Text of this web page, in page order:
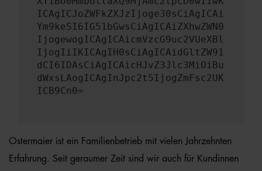
ICAgICJoZWFkZXJzIjoge30sCiAgICAi
Ym9keSI6IG51bGwsCiAgICAiZXhwZWN0
IjogewogICAgICAicmVzcG9uc2VUeXBl
IjogIiIKICAgIH0sCiAgICAidGltZW91
dCI6IDAsCiAgICAicHJvZ3Jlc3MiOiBu
dWxsLAogICAgInJpc2t5IjogZmFsc2UK
ICB9Cn0=
Ostermaier ist ein Familienbetrieb mit vielen Jahrzehnten
Erfahrung. Seit geraumer Zeit sind wir auch für Kundinnen